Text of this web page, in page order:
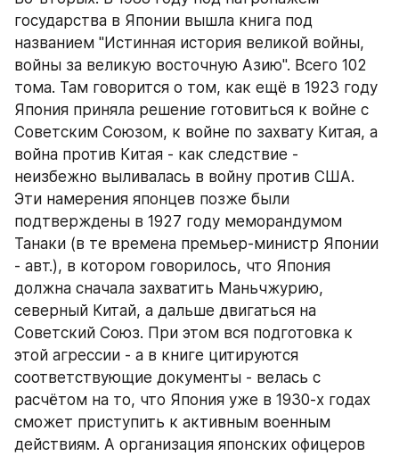
государства в Японии вышла книга под
названием "Истинная история великой войны,
войны за великую восточную Азию". Всего 102
тома. Там говорится о том, как ещё в 1923 году
Япония приняла решение готовиться к войне с
Советским Союзом, к войне по захвату Китая, а
война против Китая - как следствие -
неизбежно выливалась в войну против США.
Эти намерения японцев позже были
подтверждены в 1927 году меморандумом
Танаки (в те времена премьер-министр Японии
- авт.), в котором говорилось, что Япония
должна сначала захватить Маньчжурию,
северный Китай, а дальше двигаться на
Советский Союз. При этом вся подготовка к
этой агрессии - а в книге цитируются
соответствующие документы - велась с
расчётом на то, что Япония уже в 1930-х годах
сможет приступить к активным военным
действиям. А организация японских офицеров